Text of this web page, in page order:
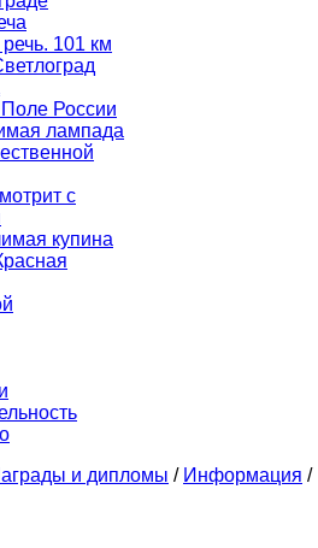
101 км
России
лампада
с
купина
и дипломы / Информация /